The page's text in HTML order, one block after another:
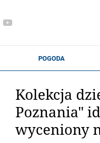
Kolekcja
Poznania"
wyceniony